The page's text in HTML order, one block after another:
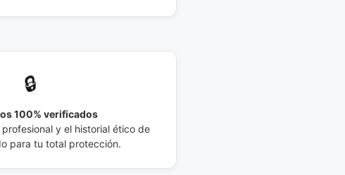
🔒
100% verificados
y el historial ético de
para tu total protección.